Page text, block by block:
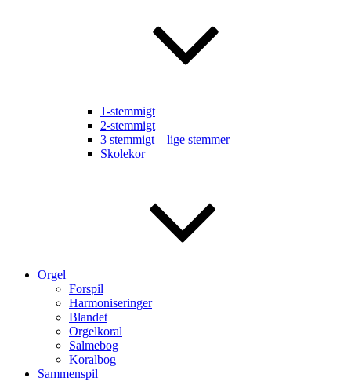
1-stemmigt
2-stemmigt
3 stemmigt – lige stemmer
Skolekor
Orgel
Forspil
Harmoniseringer
Blandet
Orgelkoral
Salmebog
Koralbog
Sammenspil